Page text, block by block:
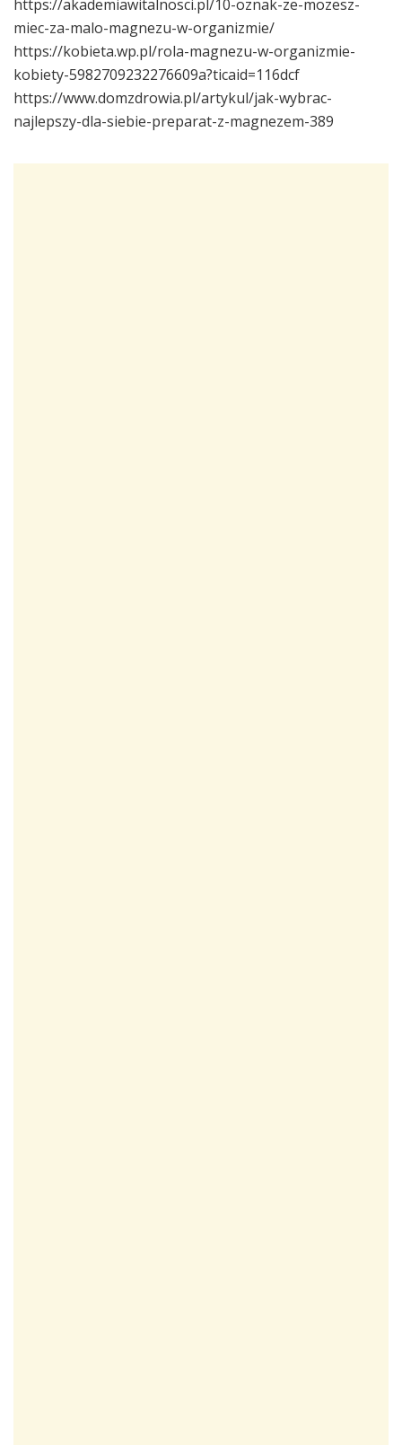
https://akademiawitalnosci.pl/10-oznak-ze-mozesz-
miec-za-malo-magnezu-w-organizmie/
https://kobieta.wp.pl/rola-magnezu-w-organizmie-
kobiety-5982709232276609a?ticaid=116dcf
https://www.domzdrowia.pl/artykul/jak-wybrac-
najlepszy-dla-siebie-preparat-z-magnezem-389